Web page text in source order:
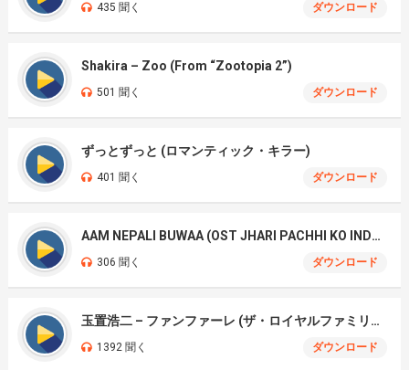
435 聞く ダウンロード
Shakira – Zoo (From “Zootopia 2”)
501 聞く ダウンロード
ずっとずっと (ロマンティック・キラー)
401 聞く ダウンロード
AAM NEPALI BUWAA (OST JHARI PACHHI KO INDRENI)
306 聞く ダウンロード
玉置浩二 – ファンファーレ (ザ・ロイヤルファミリー)
1392 聞く ダウンロード